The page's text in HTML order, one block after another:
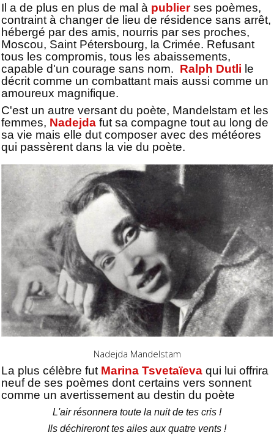
Il a de plus en plus de mal à publier ses poèmes,
contraint à changer de lieu de résidence sans arrêt,
hébergé par des amis, nourris par ses proches,
Moscou, Saint Pétersbourg, la Crimée. Refusant
tous les compromis, tous les abaissements,
capable d'un courage sans nom. Ralph Dutli le
décrit comme un combattant mais aussi comme un
amoureux magnifique.
C'est un autre versant du poète, Mandelstam et les
femmes, Nadejda fut sa compagne tout au long de
sa vie mais elle dut composer avec des météores
qui passèrent dans la vie du poète.
Nadejda Mandelstam
La plus célèbre fut Marina Tsvetaïeva qui lui offrira
neuf de ses poèmes dont certains vers sonnent
comme un avertissement au destin du poète
L'air résonnera toute la nuit de tes cris !
Ils déchireront tes ailes aux quatre vents !